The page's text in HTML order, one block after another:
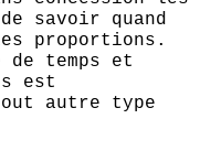
savoir quand
proportions.
de temps et
est
autre type